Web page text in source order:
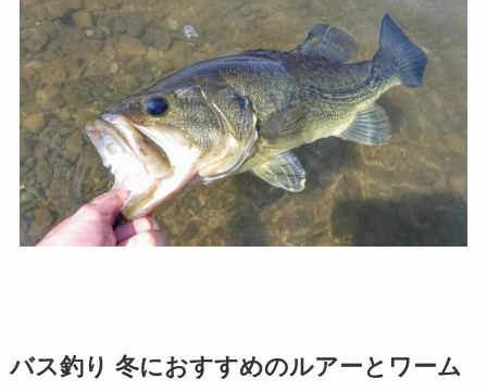
バス釣り 冬におすすめのルアーとワーム